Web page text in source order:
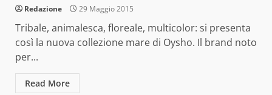
Redazione 29 Maggio 2015
Tribale, animalesca, floreale, multicolor: si presenta
così la nuova collezione mare di Oysho. Il brand noto
per...
Read More